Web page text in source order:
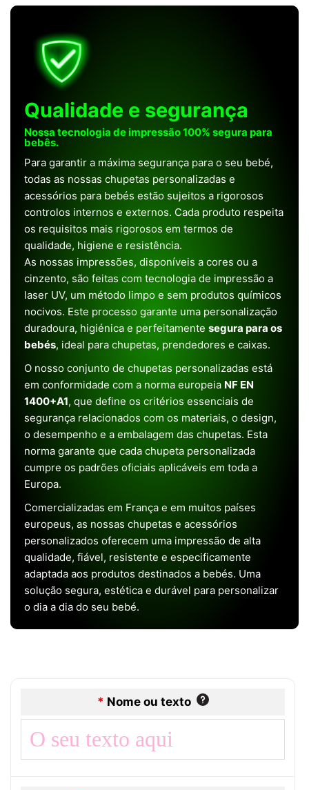
Qualidade e segurança
Nossa tecnologia de impressão 100% segura para
bebês.
Para garantir a máxima segurança para o seu bebé,
todas as nossas chupetas personalizadas e
acessórios para bebés estão sujeitos a rigorosos
controlos internos e externos. Cada produto respeita
os requisitos mais rigorosos em termos de
qualidade, higiene e resistência.
As nossas impressões, disponíveis a cores ou a
cinzento, são feitas com tecnologia de impressão a
laser UV, um método limpo e sem produtos químicos
nocivos. Este processo garante uma personalização
duradoura, higiénica e perfeitamente segura para os
bebés, ideal para chupetas, prendedores e caixas.
O nosso conjunto de chupetas personalizadas está
em conformidade com a norma europeia NF EN
1400+A1, que define os critérios essenciais de
segurança relacionados com os materiais, o design,
o desempenho e a embalagem das chupetas. Esta
norma garante que cada chupeta personalizada
cumpre os padrões oficiais aplicáveis em toda a
Europa.
Comercializadas em França e em muitos países
europeus, as nossas chupetas e acessórios
personalizados oferecem uma impressão de alta
qualidade, fiável, resistente e especificamente
adaptada aos produtos destinados a bebés. Uma
solução segura, estética e durável para personalizar
o dia a dia do seu bebé.
* Nome ou texto